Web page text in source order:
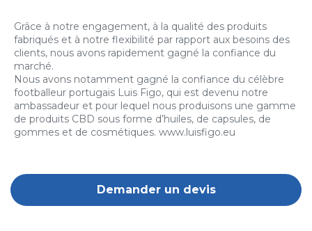
Grâce à notre engagement, à la qualité des produits
fabriqués et à notre flexibilité par rapport aux besoins des
clients, nous avons rapidement gagné la confiance du
marché.
Nous avons notamment gagné la confiance du célèbre
footballeur portugais Luis Figo, qui est devenu notre
ambassadeur et pour lequel nous produisons une gamme
de produits CBD sous forme d’huiles, de capsules, de
gommes et de cosmétiques. www.luisfigo.eu
Demander un devis